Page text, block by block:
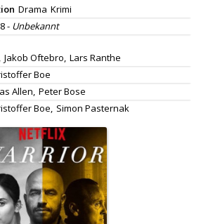
Drama Krimi
- Unbekannt
Jakob Oftebro, Lars Ranthe
Boe
Allen, Peter Bose
Boe, Simon Pasternak